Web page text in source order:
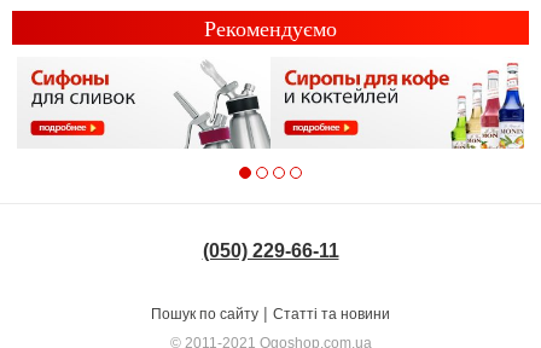
Рекомендуємо
(050) 229-66-11
Пошук по сайту | Статті та новини
© 2011-2021 Ogoshop.com.ua